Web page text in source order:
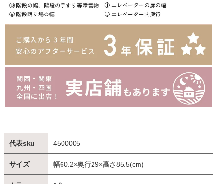
代表sku 4500005
サイズ 幅60.2×奥行29×高さ85.5(cm)